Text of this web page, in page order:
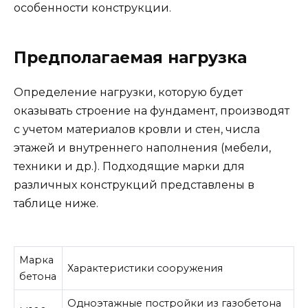
особенности конструкции.
Предполагаемая нагрузка
Определение нагрузки, которую будет
оказывать строение на фундамент, производят
с учетом материалов кровли и стен, числа
этажей и внутреннего наполнения (мебели,
техники и др.). Подходящие марки для
различных конструкций представлены в
таблице ниже.
Марка
бетона
Характеристики сооружения
Одноэтажные постройки из газобетона